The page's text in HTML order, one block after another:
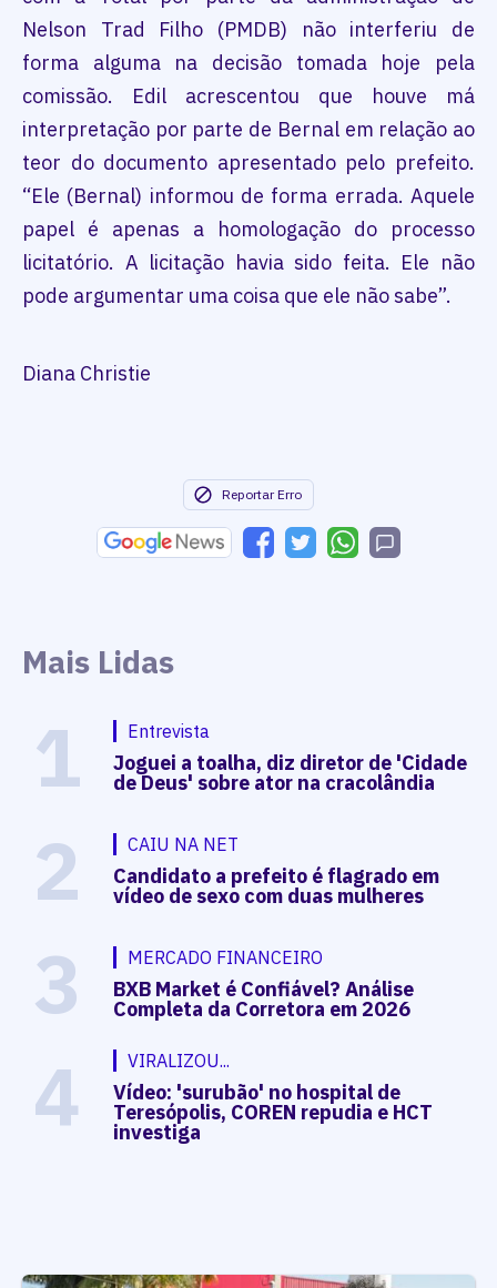
Nelson Trad Filho (PMDB) não interferiu de
forma alguma na decisão tomada hoje pela
comissão. Edil acrescentou que houve má
interpretação por parte de Bernal em relação ao
teor do documento apresentado pelo prefeito.
“Ele (Bernal) informou de forma errada. Aquele
papel é apenas a homologação do processo
licitatório. A licitação havia sido feita. Ele não
pode argumentar uma coisa que ele não sabe”.
Diana Christie
Reportar Erro
Mais Lidas
1 Entrevista
Joguei a toalha, diz diretor de 'Cidade
de Deus' sobre ator na cracolândia
2 CAIU NA NET
Candidato a prefeito é flagrado em
vídeo de sexo com duas mulheres
3 MERCADO FINANCEIRO
BXB Market é Confiável? Análise
Completa da Corretora em 2026
4 VIRALIZOU...
Vídeo: 'surubão' no hospital de
Teresópolis, COREN repudia e HCT
investiga